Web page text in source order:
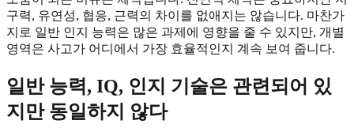
구력, 유연성, 협응, 근력의 차이를 없애지는 않습니다. 마찬가
지로 일반 인지 능력은 많은 과제에 영향을 줄 수 있지만, 개별
영역은 사고가 어디에서 가장 효율적인지 계속 보여 줍니다.
일반 능력, IQ, 인지 기술은 관련되어 있
지만 동일하지 않다